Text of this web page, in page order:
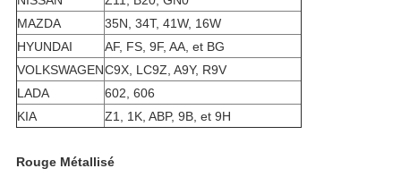
MAZDA
35N, 34T, 41W, 16W
HYUNDAI
AF, FS, 9F, AA, et BG
VOLKSWAGENC9X, LC9Z, A9Y, R9V
LADA
602, 606
KIA
Z1, 1K, ABP, 9B, et 9H
Rouge Métallisé